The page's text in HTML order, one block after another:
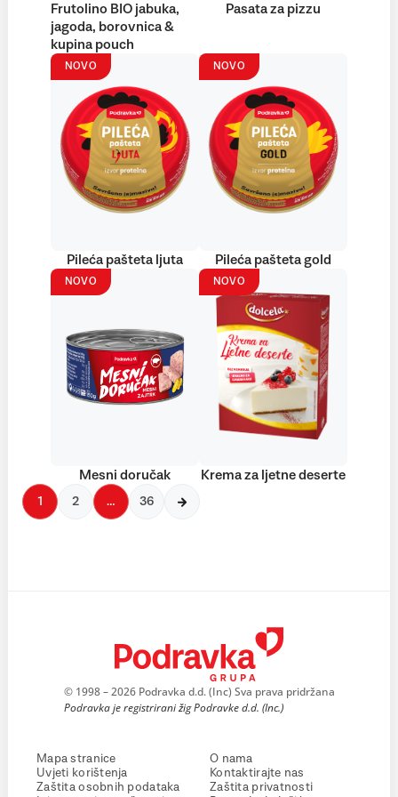
Frutolino BIO jabuka,
jagoda, borovnica &
kupina pouch
Pasata za pizzu
NOVO
Pileća pašteta ljuta
NOVO
Pileća pašteta gold
NOVO
Mesni doručak
NOVO
Krema za ljetne deserte
1 2 … 36
© 1998 – 2026 Podravka d.d. (Inc) Sva prava pridržana
Podravka je registrirani žig Podravke d.d. (Inc.)
Mapa stranice
Uvjeti korištenja
Zaštita osobnih podataka
O nama
Kontaktirajte nas
Zaštita privatnosti